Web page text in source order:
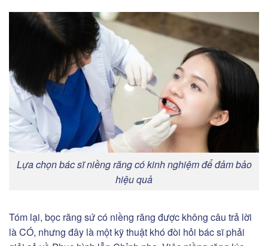
Lựa chọn bác sĩ niềng răng có kinh nghiệm để đảm bảo
hiệu quả
Tóm lại, bọc răng sứ có niềng răng được không câu trả lời
là CÓ, nhưng đây là một kỹ thuật khó đòi hỏi bác sĩ phải